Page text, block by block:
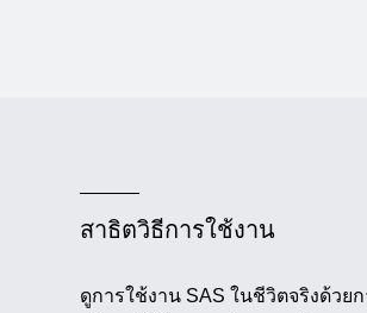
สาธิตวิธีการใช้งาน
ดูการใช้งาน SAS ในชีวิตจริงด้วย